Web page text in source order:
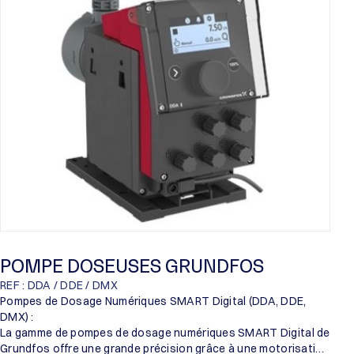
POMPE DOSEUSES GRUNDFOS
REF : DDA / DDE / DMX
Pompes de Dosage Numériques SMART Digital (DDA, DDE,
DMX) :
La gamme de pompes de dosage numériques SMART Digital de
Grundfos offre une grande précision grâce à une motorisation